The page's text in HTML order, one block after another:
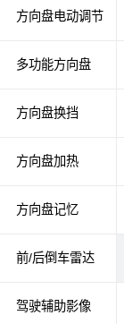
方向盘电动调节
多功能方向盘
方向盘换挡
方向盘加热
方向盘记忆
前/后倒车雷达
驾驶辅助影像